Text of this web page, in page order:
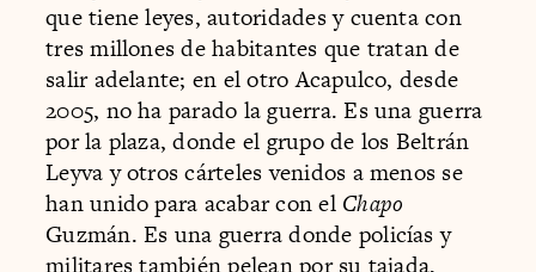
que tiene leyes, autoridades y cuenta con
tres millones de habitantes que tratan de
salir adelante; en el otro Acapulco, desde
2005, no ha parado la guerra. Es una guerra
por la plaza, donde el grupo de los Beltrán
Leyva y otros cárteles venidos a menos se
han unido para acabar con el Chapo
Guzmán. Es una guerra donde policías y